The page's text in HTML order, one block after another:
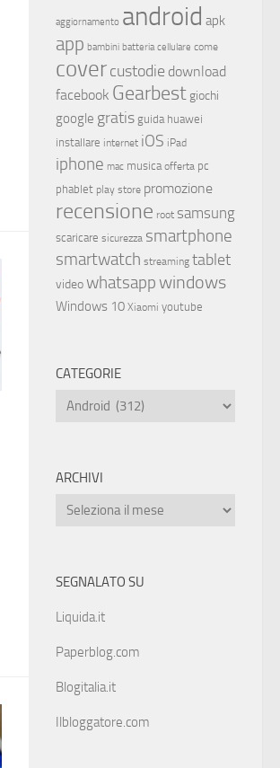
aggiornamento android apk
app bambini batteria cellulare come
covercustodie download
facebook Gearbest giochi
google gratis guida huawei
installare internet iOS iPad
iphone mac musica offerta pc
phablet play store promozione
recensione root samsung
scaricare sicurezza smartphone
smartwatch streaming tablet
videowhatsappwindows
Windows 10 Xiaomi youtube
CATEGORIE
ARCHIVI
SEGNALATO SU
Liquida.it
Paperblog.com
Blogitalia.it
Ilbloggatore.com